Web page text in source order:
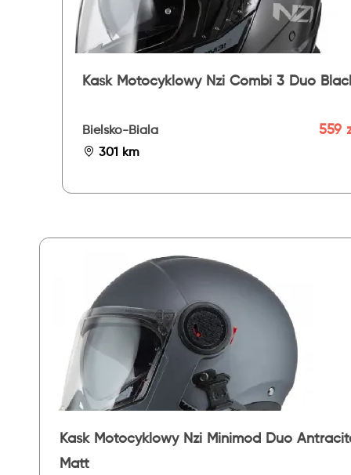
Kask Motocyklowy Nzi Combi 3 Duo
Bielsko-Biala
301 km
559
Kask Motocyklowy Nzi Minimod Duo
Matt